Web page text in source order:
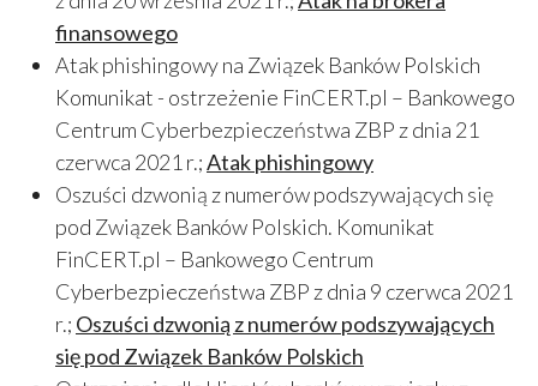
finansowego
Atak phishingowy na Związek Banków Polskich
Komunikat - ostrzeżenie FinCERT.pl – Bankowego
Centrum Cyberbezpieczeństwa ZBP z dnia 21
czerwca 2021 r.;Atak phishingowy
Oszuści dzwonią z numerów podszywających się
pod Związek Banków Polskich. Komunikat
FinCERT.pl – Bankowego Centrum
Cyberbezpieczeństwa ZBP z dnia 9 czerwca 2021
r.; Oszuści dzwonią z numerów podszywających
się pod Związek Banków Polskich